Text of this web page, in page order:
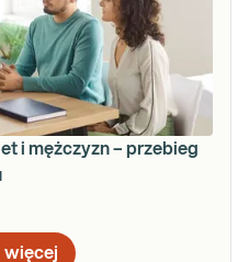
i mężczyzn – przebieg
więcej